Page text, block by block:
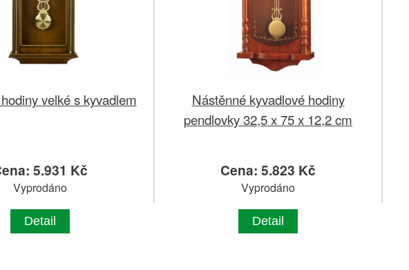
velké s kyvadlem
5.931 Kč
Vyprodáno
Detail
Nástěnné kyvadlové hodiny
pendlovky 32,5 x 75 x 12,2 cm
Cena: 5.823 Kč
Vyprodáno
Detail